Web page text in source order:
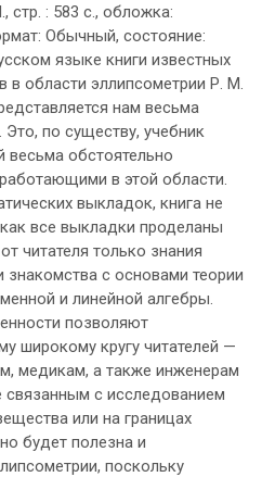
стр. : 583 с., обложка:
Обычный, состояние:
языке книги известных
в области эллипсометрии Р. М.
нам весьма
по существу, учебник
весьма обстоятельно
в этой области.
выкладок, книга не
все выкладки проделаны
читателя только знания
знакомства с основами теории
и линейной алгебры.
позволяют
широкому кругу читателей —
медикам, а также инженерам
связанным с исследованием
или на границах
будет полезна и
поскольку